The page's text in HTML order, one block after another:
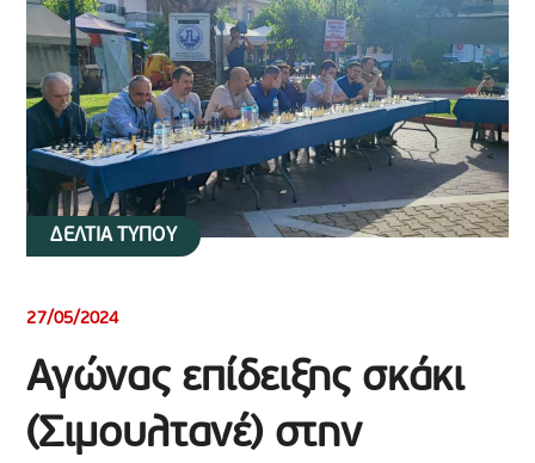
ΔΕΛΤΙΑ ΤΥΠΟΥ
27/05/2024
Αγώνας επίδειξης σκάκι
(Σιμουλτανέ) στην